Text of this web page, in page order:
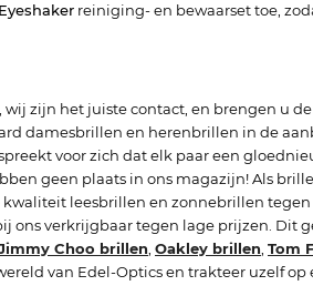
Eyeshaker reiniging- en bewaarset toe,
zijn het juiste contact, en brengen u
damesbrillen en herenbrillen in de
voor zich dat elk paar een
geen plaats in ons magazijn! Als
kwaliteit leesbrillen en zonnebrillen
ons verkrijgbaar tegen lage prijzen. Dit
Choo brillen, Oakley brillen, Tom
van Edel-Optics en trakteer uzelf